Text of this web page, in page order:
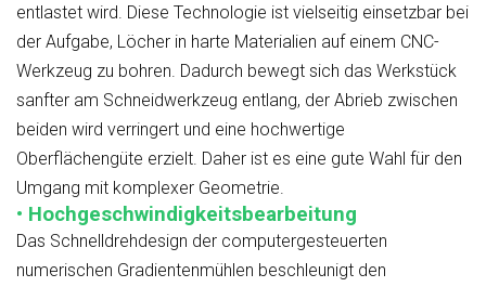
entlastet wird. Diese Technologie ist vielseitig einsetzbar bei
der Aufgabe, Löcher in harte Materialien auf einem CNC-
Werkzeug zu bohren. Dadurch bewegt sich das Werkstück
sanfter am Schneidwerkzeug entlang, der Abrieb zwischen
beiden wird verringert und eine hochwertige
Oberflächengüte erzielt. Daher ist es eine gute Wahl für den
Umgang mit komplexer Geometrie.
• Hochgeschwindigkeitsbearbeitung
Das Schnelldrehdesign der computergesteuerten
numerischen Gradientenmühlen beschleunigt den